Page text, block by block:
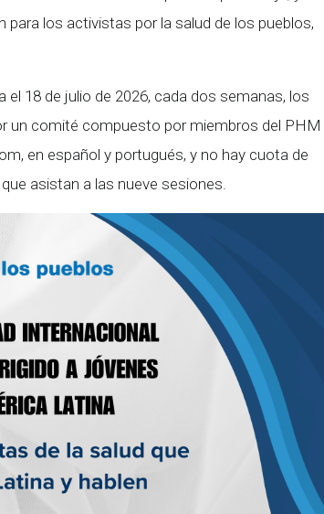
los activistas por la salud de los pueblos,
18 de julio de 2026, cada dos semanas, los
un comité compuesto por miembros del PHM
en español y portugués, y no hay cuota de
asistan a las nueve sesiones.